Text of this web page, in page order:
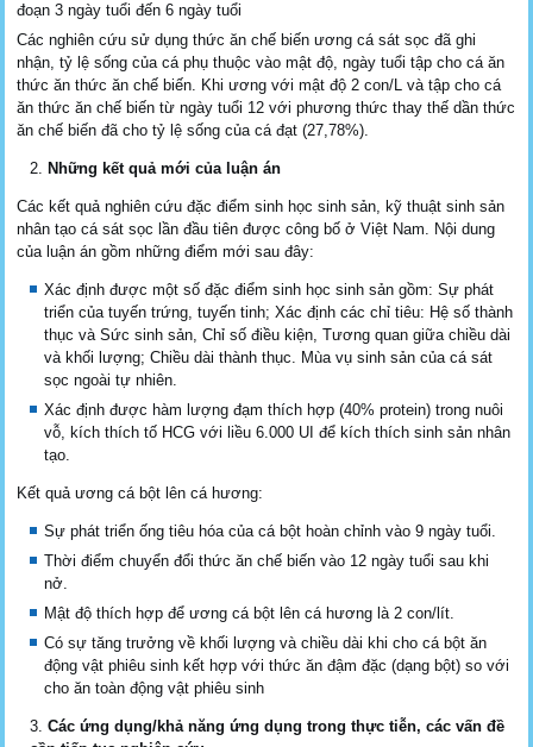
đoạn 3 ngày tuổi đến 6 ngày tuổi
Các nghiên cứu sử dụng thức ăn chế biến ương cá sát sọc đã ghi
nhận, tỷ lệ sống của cá phụ thuộc vào mật độ, ngày tuổi tập cho cá ăn
thức ăn thức ăn chế biến. Khi ương với mật độ 2 con/L và tập cho cá
ăn thức ăn chế biến từ ngày tuổi 12 với phương thức thay thế dần thức
ăn chế biến đã cho tỷ lệ sống của cá đạt (27,78%).
Những kết quả mới của luận án
Các kết quả nghiên cứu đặc điểm sinh học sinh sản, kỹ thuật sinh sản
nhân tạo cá sát sọc lần đầu tiên được công bố ở Việt Nam. Nội dung
của luận án gồm những điểm mới sau đây:
Xác định được một số đặc điểm sinh học sinh sản gồm: Sự phát
triển của tuyến trứng, tuyến tinh; Xác định các chỉ tiêu: Hệ số thành
thục và Sức sinh sản, Chỉ số điều kiện, Tương quan giữa chiều dài
và khối lượng; Chiều dài thành thục. Mùa vụ sinh sản của cá sát
sọc ngoài tự nhiên.
Xác định được hàm lượng đạm thích hợp (40% protein) trong nuôi
vỗ, kích thích tố HCG với liều 6.000 UI để kích thích sinh sản nhân
tạo.
Kết quả ương cá bột lên cá hương:
Sự phát triển ống tiêu hóa của cá bột hoàn chỉnh vào 9 ngày tuổi.
Thời điểm chuyển đổi thức ăn chế biến vào 12 ngày tuổi sau khi
nở.
Mật độ thích hợp để ương cá bột lên cá hương là 2 con/lít.
Có sự tăng trưởng về khối lượng và chiều dài khi cho cá bột ăn
động vật phiêu sinh kết hợp với thức ăn đậm đặc (dạng bột) so với
cho ăn toàn động vật phiêu sinh
Các ứng dụng/khả năng ứng dụng trong thực tiễn, các vấn đề